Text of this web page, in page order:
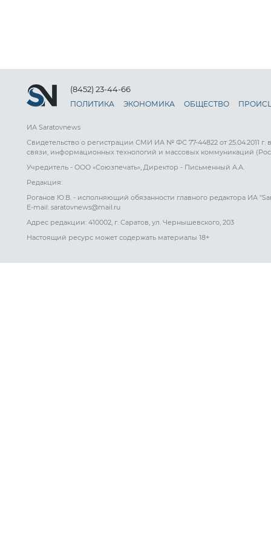
(8452) 23-44-66
ПОЛИТИКА ЭКОНОМИКА ОБЩЕСТВО
ИА Saratovnews
Свидетельство о регистрации СМИ ИА № ФС 77-44822 от 25.04.2011
связи, информационных технологий и массовых коммуникаций
Учредитель - ООО «Союзпечать», Директор - Письменный А.А.
Редакция:
Роганов Ю.В. - исполняющий обязанности главного редактора ИА
E-mail: saratovnews@mail.ru
Адрес редакции: 410002, г. Саратов, ул. Чернышевского, 203
Настоящий ресурс может содержать материалы 18+